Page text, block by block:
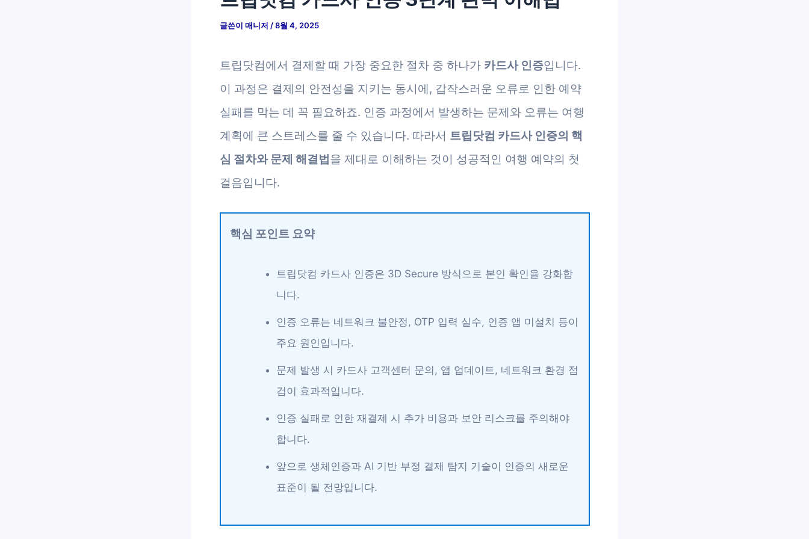
글쓴이 매니저 /8월 4, 2025
트립닷컴에서 결제할 때 가장 중요한 절차 중 하나가 카드사 인증입니다.
이 과정은 결제의 안전성을 지키는 동시에, 갑작스러운 오류로 인한 예약
실패를 막는 데 꼭 필요하죠. 인증 과정에서 발생하는 문제와 오류는 여행
계획에 큰 스트레스를 줄 수 있습니다. 따라서 트립닷컴 카드사 인증의 핵
심 절차와 문제 해결법을 제대로 이해하는 것이 성공적인 여행 예약의 첫
걸음입니다.
핵심 포인트 요약
트립닷컴 카드사 인증은 3D Secure 방식으로 본인 확인을 강화합
니다.
인증 오류는 네트워크 불안정, OTP 입력 실수, 인증 앱 미설치 등이
주요 원인입니다.
문제 발생 시 카드사 고객센터 문의, 앱 업데이트, 네트워크 환경 점
검이 효과적입니다.
인증 실패로 인한 재결제 시 추가 비용과 보안 리스크를 주의해야
합니다.
앞으로 생체인증과 AI 기반 부정 결제 탐지 기술이 인증의 새로운
표준이 될 전망입니다.